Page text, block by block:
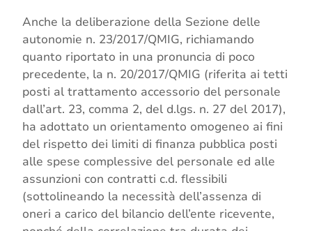
Anche la deliberazione della Sezione delle
autonomie n. 23/2017/QMIG, richiamando
quanto riportato in una pronuncia di poco
precedente, la n. 20/2017/QMIG (riferita ai tetti
posti al trattamento accessorio del personale
dall’art. 23, comma 2, del d.lgs. n. 27 del 2017),
ha adottato un orientamento omogeneo ai fini
del rispetto dei limiti di finanza pubblica posti
alle spese complessive del personale ed alle
assunzioni con contratti c.d. flessibili
(sottolineando la necessità dell’assenza di
oneri a carico del bilancio dell’ente ricevente,